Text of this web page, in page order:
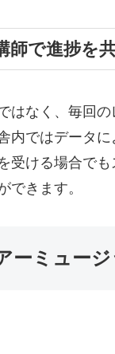
師で進捗を
はなく、毎回
内ではデータ
受ける場合で
できます。
ーミュー